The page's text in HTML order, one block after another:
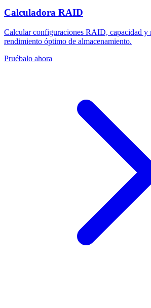
Calculadora RAID
Calcular configuraciones RAID, capacidad y
rendimiento óptimo de almacenamiento.
Pruébalo ahora